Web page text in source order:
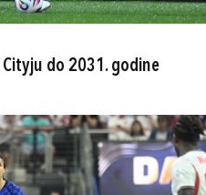
do 2031. godine